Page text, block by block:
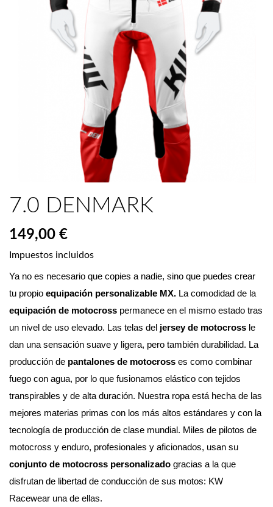
7.0 DENMARK
149,00 €
Impuestos incluidos
Ya no es necesario que copies a nadie, sino que puedes crear
tu propio equipación personalizable MX.
La comodidad de la
equipación de motocross permanece en el mismo estado tras
un nivel de uso elevado. Las telas del jersey de motocross le
dan una sensación suave y ligera, pero también durabilidad. La
producción de pantalones de motocross es como combinar
fuego con agua, por lo que fusionamos elástico con tejidos
transpirables y de alta duración. Nuestra ropa está hecha de las
mejores materias primas con los más altos estándares y con la
tecnología de producción de clase mundial. Miles de pilotos de
conjunto de motocross personalizado gracias a la que
disfrutan de libertad de conducción de sus motos: KW
Racewear una de ellas.